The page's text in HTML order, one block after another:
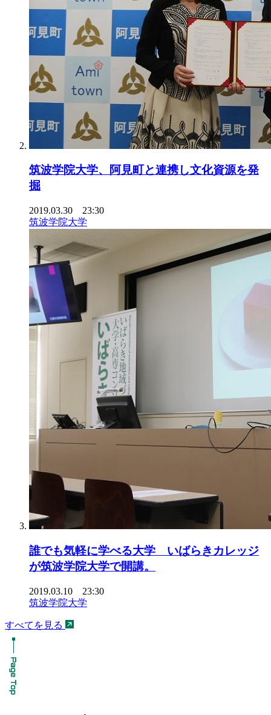
筑波学院大学、阿見町と連携し文化資源を発
掘
2019.03.30 23:30
筑波学院大学
誰でも気軽に学べる大学 いばらきカレッジ
が筑波学院大学で開講。
2019.03.10 23:30
筑波学院大学
すべてを見る